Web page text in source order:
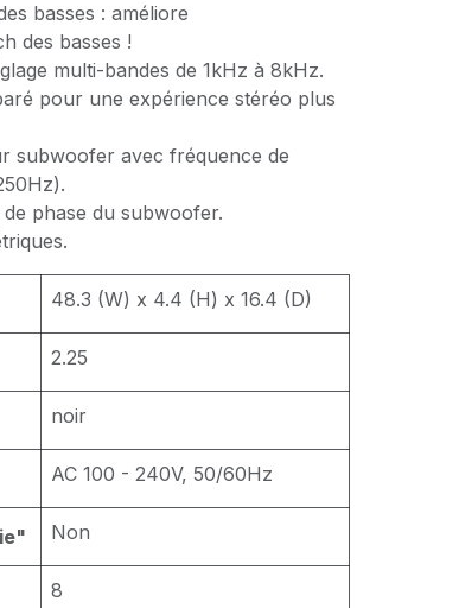
basses : améliore
des basses !
multi-bandes de 1kHz à 8kHz.
pour une expérience stéréo plus
subwoofer avec fréquence de
phase du subwoofer.
48.3 (W) x 4.4 (H) x 16.4 (D)
2.25
noir
AC 100 - 240V, 50/60Hz
Non
8